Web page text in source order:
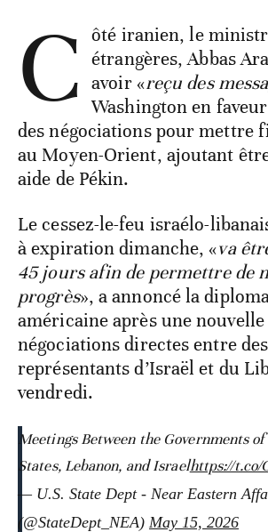
C ôté iranien, le
étrangères, Abbas
avoir «reçu des
Washington en
des négociations pour mettre
au Moyen-Orient, ajoutant
aide de Pékin.
Le cessez-le-feu israélo-
à expiration dimanche, «va
45 jours afin de permettre de
progrès», a annoncé la
américaine après une nouvelle
négociations directes entre des
représentants d’Israël et du
vendredi.
Meetings Between the Governments
States, Lebanon, and Israelhttps://t.co/
— U.S. State Dept - Near Eastern
(@StateDept_NEA) May 15, 2026